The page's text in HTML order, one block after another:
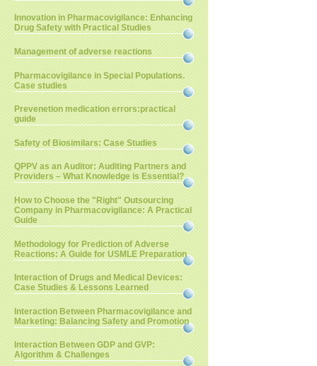
Innovation in Pharmacovigilance: Enhancing
Drug Safety with Practical Studies
Management of adverse reactions
Pharmacovigilance in Special Populations.
Case studies
Prevenetion medication errors:practical
guide
Safety of Biosimilars: Case Studies
QPPV as an Auditor: Auditing Partners and
Providers – What Knowledge is Essential?
How to Choose the "Right" Outsourcing
Company in Pharmacovigilance: A Practical
Guide
Methodology for Prediction of Adverse
Reactions: A Guide for USMLE Preparation
Interaction of Drugs and Medical Devices:
Case Studies & Lessons Learned
Interaction Between Pharmacovigilance and
Marketing: Balancing Safety and Promotion
Interaction Between GDP and GVP:
Algorithm & Challenges